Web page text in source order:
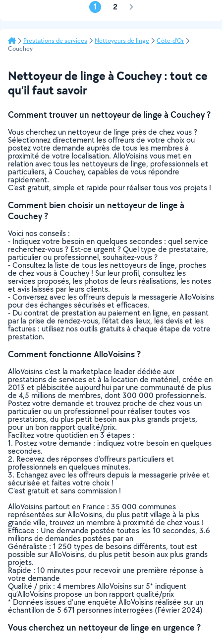
1 2 Page
Prestations de services Nettoyeurs de linge
Côte-d'Or
Couchey
Nettoyeur de linge à Couchey : tout ce
qu’il faut savoir
Comment trouver un nettoyeur de linge à Couchey ?
Vous cherchez un nettoyeur de linge près de chez vous ?
Sélectionnez directement les offreurs de votre choix ou
postez votre demande auprès de tous les membres à
proximité de votre localisation. AlloVoisins vous met en
relation avec tous les nettoyeurs de linge, professionnels et
particuliers, à Couchey, capables de vous répondre
rapidement.
C’est gratuit, simple et rapide pour réaliser tous vos projets !
Comment bien choisir un nettoyeur de linge à
Couchey ?
Voici nos conseils :
- Indiquez votre besoin en quelques secondes : quel service
recherchez-vous ? Est-ce urgent ? Quel type de prestataire,
particulier ou professionnel, souhaitez-vous ?
- Consultez la liste de tous les nettoyeurs de linge, proches
de chez vous à Couchey ! Sur leur profil, consultez les
services proposés, les photos de leurs réalisations, les notes
et avis laissés par leurs clients.
- Conversez avec les offreurs depuis la messagerie AlloVoisins
pour des échanges sécurisés et efficaces.
- Du contrat de prestation au paiement en ligne, en passant
par la prise de rendez-vous, l’état des lieux, les devis et les
factures : utilisez nos outils gratuits à chaque étape de votre
prestation.
Comment fonctionne AlloVoisins ?
AlloVoisins c’est la marketplace leader dédiée aux
prestations de services et à la location de matériel, créée en
2013 et plébiscitée aujourd’hui par une communauté de plus
de 4,5 millions de membres, dont 300 000 professionnels.
Postez votre demande et trouvez proche de chez vous un
particulier ou un professionnel pour réaliser toutes vos
prestations, du plus petit besoin aux plus grands projets,
pour un bon rapport qualité/prix.
Facilitez votre quotidien en 3 étapes :
1. Postez votre demande : indiquez votre besoin en quelques
secondes.
2. Recevez des réponses d’offreurs particuliers et
professionnels en quelques minutes.
3. Echangez avec les offreurs depuis la messagerie privée et
sécurisée et faites votre choix !
C’est gratuit et sans commission !
AlloVoisins partout en France : 35 000 communes
représentées sur AlloVoisins, du plus petit village à la plus
grande ville, trouvez un membre à proximité de chez vous !
Efficace : Une demande postée toutes les 10 secondes, 3.6
millions de demandes postées par an
Généraliste : 1 250 types de besoins différents, tout est
possible sur AlloVoisins, du plus petit besoin aux plus grands
projets.
Rapide : 10 minutes pour recevoir une première réponse à
votre demande
Qualité / prix : 4 membres AlloVoisins sur 5* indiquent
qu’AlloVoisins propose un bon rapport qualité/prix
* Données issues d’une enquête AlloVoisins réalisée sur un
échantillon de 5 671 personnes interrogées (Février 2024)
Vous cherchez un nettoyeur de linge en urgence ?